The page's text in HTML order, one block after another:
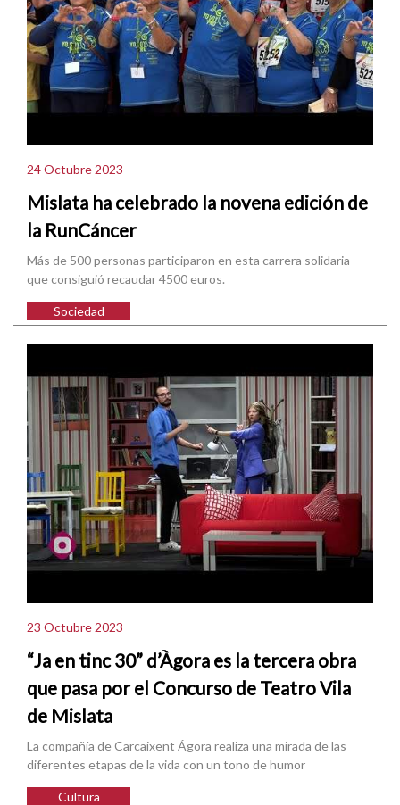
24 Octubre 2023
Mislata ha celebrado la novena edición de
la RunCáncer
Más de 500 personas participaron en esta carrera solidaria
que consiguió recaudar 4500 euros.
Sociedad
23 Octubre 2023
“Ja en tinc 30” d’Àgora es la tercera obra
que pasa por el Concurso de Teatro Vila
de Mislata
La compañía de Carcaixent Ágora realiza una mirada de las
diferentes etapas de la vida con un tono de humor
Cultura